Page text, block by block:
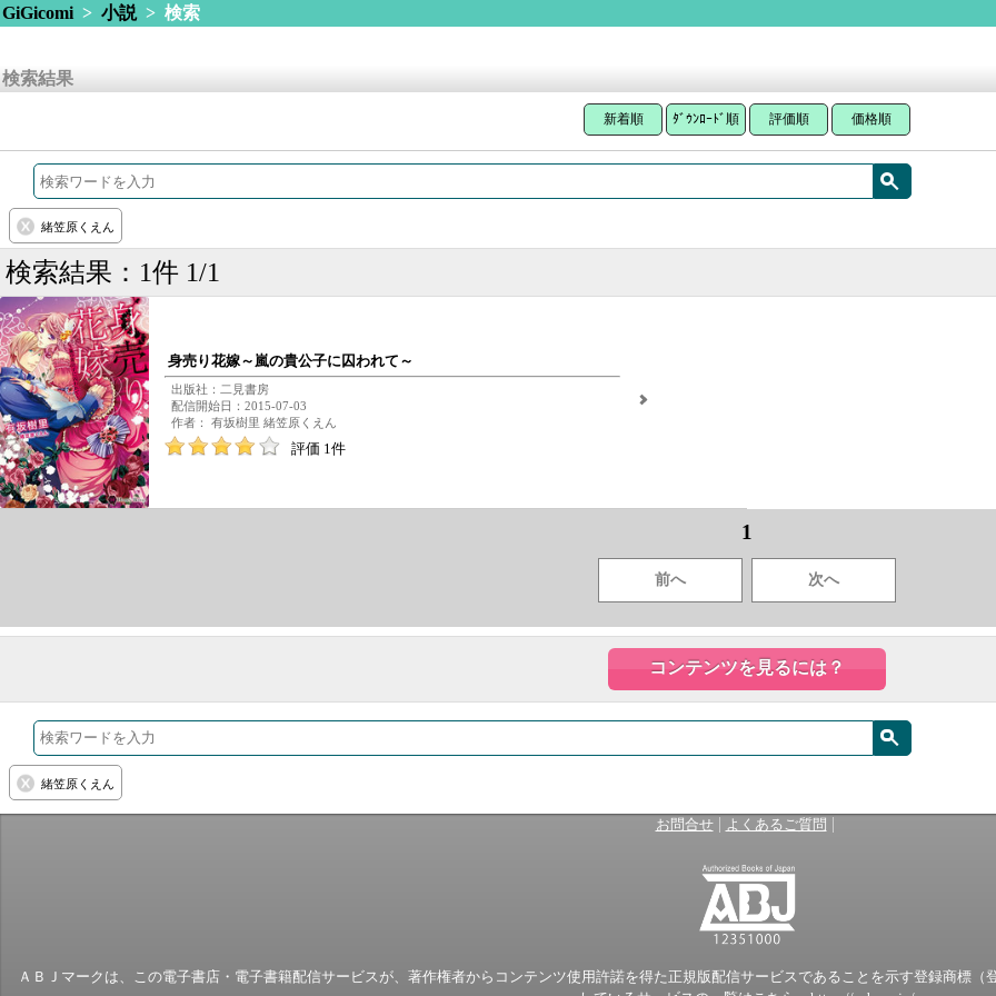
GiGicomi> 小説> 検索
検索結果
新着順 ﾀﾞｳﾝﾛｰﾄﾞ順 評価順 価格順
緒笠原くえん
検索結果：1件 1/1
身売り花嫁～嵐の貴公子に囚われて～
出版社：二見書房
配信開始日：2015-07-03
作者： 有坂樹里 緒笠原くえん
評価 1件
1
前へ 次へ
コンテンツを見るには？
緒笠原くえん
お問合せ| よくあるご質問 |
ＡＢＪマークは、この電子書店・電子書籍配信サービスが、著作権者からコンテンツ使用許諾を得た正規版配信サービスであることを示す登録商標